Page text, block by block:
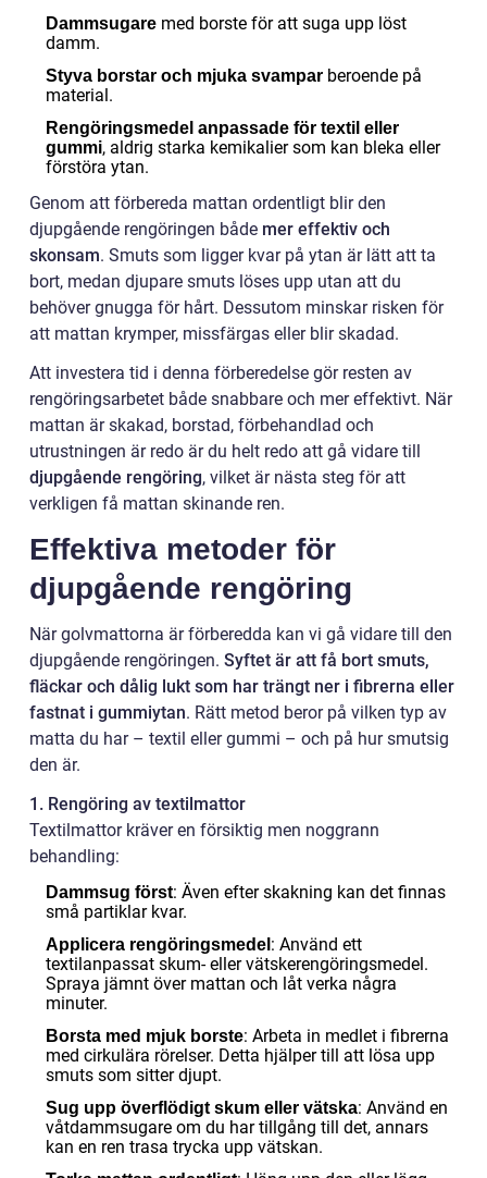
Dammsugare med borste för att suga upp löst
damm.
Styva borstar och mjuka svampar beroende på
material.
Rengöringsmedel anpassade för textil eller
gummi, aldrig starka kemikalier som kan bleka eller
förstöra ytan.
Genom att förbereda mattan ordentligt blir den
djupgående rengöringen både mer effektiv och
skonsam. Smuts som ligger kvar på ytan är lätt att ta
bort, medan djupare smuts löses upp utan att du
behöver gnugga för hårt. Dessutom minskar risken för
att mattan krymper, missfärgas eller blir skadad.
Att investera tid i denna förberedelse gör resten av
rengöringsarbetet både snabbare och mer effektivt. När
mattan är skakad, borstad, förbehandlad och
utrustningen är redo är du helt redo att gå vidare till
djupgående rengöring, vilket är nästa steg för att
verkligen få mattan skinande ren.
Effektiva metoder för
djupgående rengöring
När golvmattorna är förberedda kan vi gå vidare till den
djupgående rengöringen. Syftet är att få bort smuts,
fläckar och dålig lukt som har trängt ner i fibrerna eller
fastnat i gummiytan. Rätt metod beror på vilken typ av
matta du har – textil eller gummi – och på hur smutsig
den är.
1. Rengöring av textilmattor
Textilmattor kräver en försiktig men noggrann
behandling:
Dammsug först: Även efter skakning kan det finnas
små partiklar kvar.
Applicera rengöringsmedel : Använd ett
textilanpassat skum- eller vätskerengöringsmedel.
Spraya jämnt över mattan och låt verka några
minuter.
Borsta med mjuk borste: Arbeta in medlet i fibrerna
med cirkulära rörelser. Detta hjälper till att lösa upp
smuts som sitter djupt.
Sug upp överflödigt skum eller vätska: Använd en
våtdammsugare om du har tillgång till det, annars
kan en ren trasa trycka upp vätskan.